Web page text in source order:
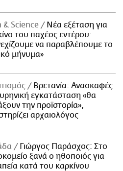
& Science
Νέα εξέταση για
του παχέος εντέρου:
να παραβλέπουμε το
μήνυμα»
Βρετανία: Ανασκαφές
εγκατάσταση «θα
την προϊστορία»,
αρχαιολόγος
Γιώργος Παράσχος: Στο
ξανά ο ηθοποιός για
κατά του καρκίνου